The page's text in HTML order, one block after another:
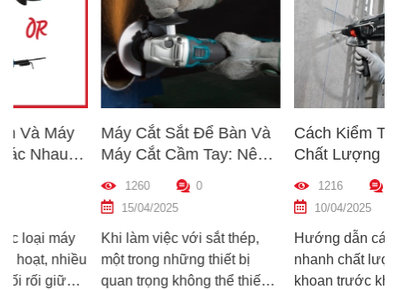
Máy Cắt Sắt Để Bàn Và
Máy Cắt Cầm Tay: Nên
Chọn Loại Nào Phù Hợp
0
Khi làm việc với sắt thép,
một trong những thiết bị
quan trọng không thể thiếu
Cách Kiểm Tra Nhanh
Chất Lượng Máy Khoan
Trước Khi Mua – Hướng
Dẫn Chi Tiết Cho Người
0
Hướng dẫn cách kiểm tra
nhanh chất lượng máy
khoan trước khi mua – giúp